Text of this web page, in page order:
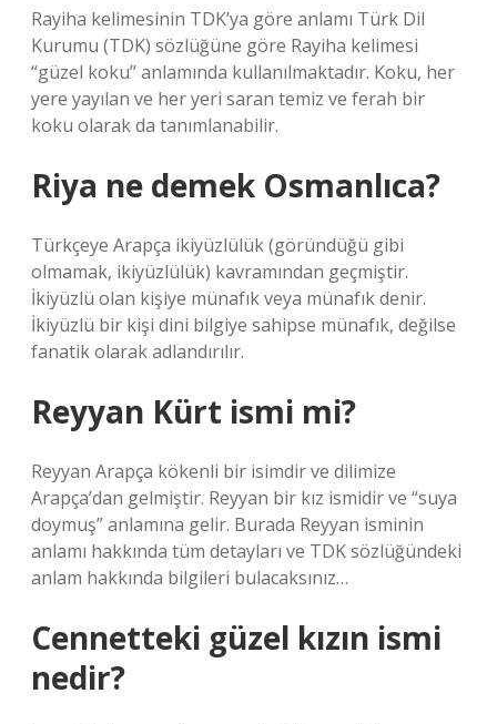
Rayiha kelimesinin TDK’ya göre anlamı Türk Dil
Kurumu (TDK) sözlüğüne göre Rayiha kelimesi
“güzel koku” anlamında kullanılmaktadır. Koku, her
yere yayılan ve her yeri saran temiz ve ferah bir
koku olarak da tanımlanabilir.
Riya ne demek Osmanlıca?
Türkçeye Arapça ikiyüzlülük (göründüğü gibi
olmamak, ikiyüzlülük) kavramından geçmiştir.
İkiyüzlü olan kişiye münafık veya münafık denir.
İkiyüzlü bir kişi dini bilgiye sahipse münafık, değilse
fanatik olarak adlandırılır.
Reyyan Kürt ismi mi?
Reyyan Arapça kökenli bir isimdir ve dilimize
Arapça’dan gelmiştir. Reyyan bir kız ismidir ve “suya
doymuş” anlamına gelir. Burada Reyyan isminin
anlamı hakkında tüm detayları ve TDK sözlüğündeki
anlam hakkında bilgileri bulacaksınız…
Cennetteki güzel kızın ismi
nedir?